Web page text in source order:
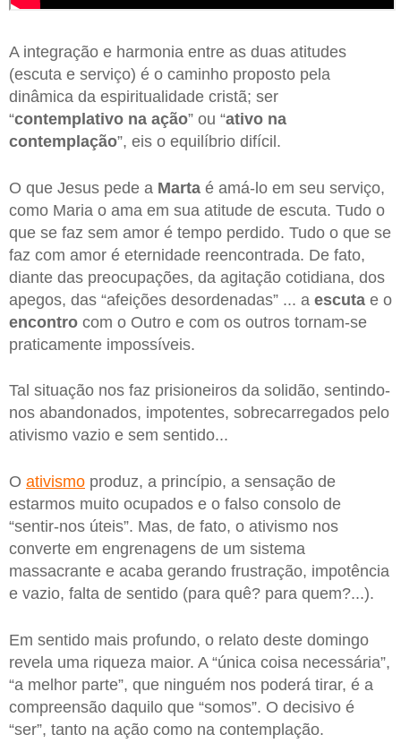
A integração e harmonia entre as duas atitudes
(escuta e serviço) é o caminho proposto pela
dinâmica da espiritualidade cristã; ser
“contemplativo na ação” ou “ativo na
contemplação”, eis o equilíbrio difícil.
O que Jesus pede a Marta é amá-lo em seu serviço,
como Maria o ama em sua atitude de escuta. Tudo o
que se faz sem amor é tempo perdido. Tudo o que se
faz com amor é eternidade reencontrada. De fato,
diante das preocupações, da agitação cotidiana, dos
apegos, das “afeições desordenadas” ... a escuta e o
encontro com o Outro e com os outros tornam-se
praticamente impossíveis.
Tal situação nos faz prisioneiros da solidão, sentindo-
nos abandonados, impotentes, sobrecarregados pelo
ativismo vazio e sem sentido...
O ativismo produz, a princípio, a sensação de
estarmos muito ocupados e o falso consolo de
“sentir-nos úteis”. Mas, de fato, o ativismo nos
converte em engrenagens de um sistema
massacrante e acaba gerando frustração, impotência
e vazio, falta de sentido (para quê? para quem?...).
Em sentido mais profundo, o relato deste domingo
revela uma riqueza maior. A “única coisa necessária”,
“a melhor parte”, que ninguém nos poderá tirar, é a
compreensão daquilo que “somos”. O decisivo é
“ser”, tanto na ação como na contemplação.